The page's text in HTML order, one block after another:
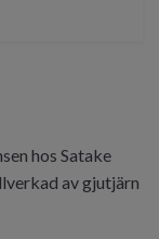
hos Satake
av gjutjärn